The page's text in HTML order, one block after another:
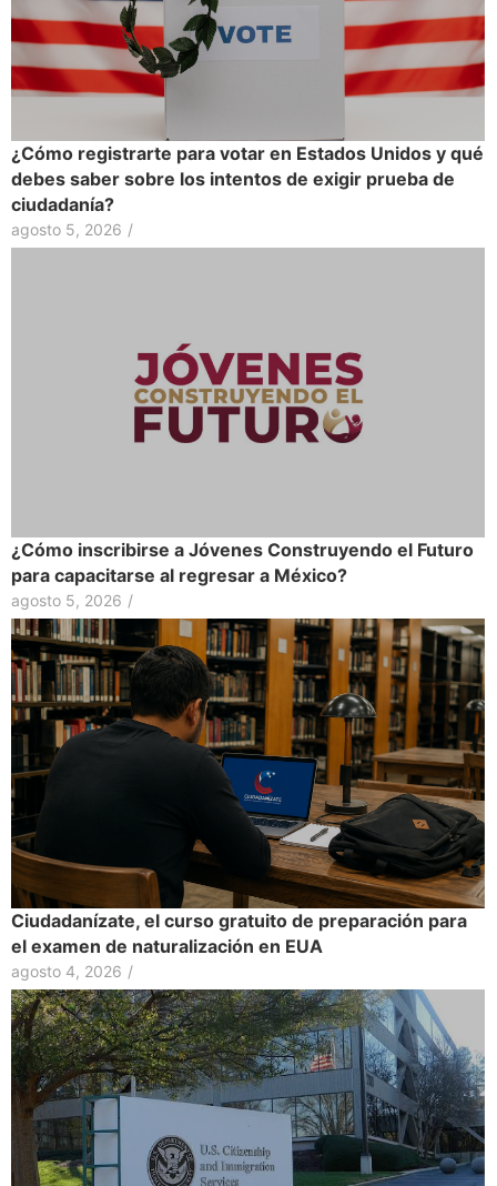
¿Cómo registrarte para votar en Estados Unidos y qué
debes saber sobre los intentos de exigir prueba de
ciudadanía?
agosto 5, 2026 /
¿Cómo inscribirse a Jóvenes Construyendo el Futuro
para capacitarse al regresar a México?
agosto 5, 2026 /
Ciudadanízate, el curso gratuito de preparación para
el examen de naturalización en EUA
agosto 4, 2026 /